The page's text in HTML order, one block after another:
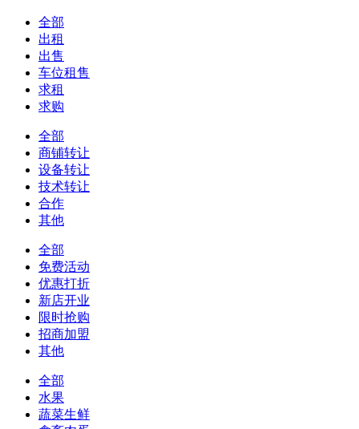
全部
出租
出售
车位租售
求租
求购
全部
商铺转让
设备转让
技术转让
合作
其他
全部
免费活动
优惠打折
新店开业
限时抢购
招商加盟
其他
全部
水果
蔬菜生鲜